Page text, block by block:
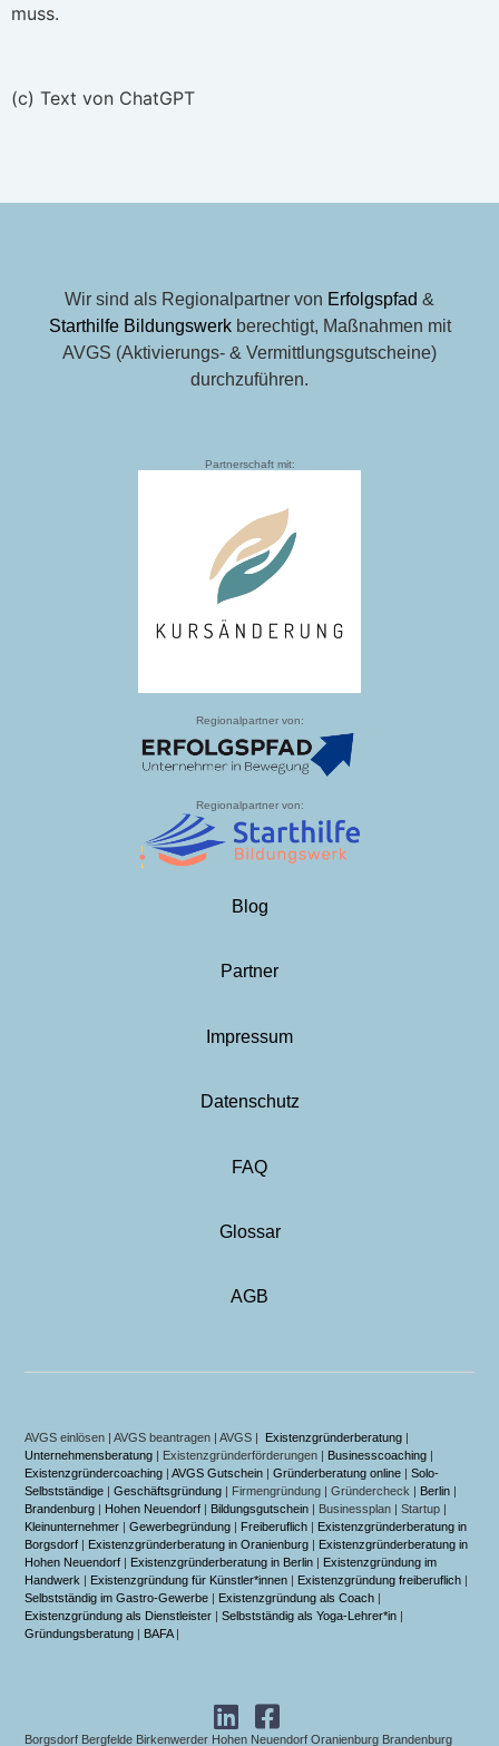
muss.
(c) Text von ChatGPT
Wir sind als Regionalpartner von Erfolgspfad &
Starthilfe Bildungswerkberechtigt, Maßnahmen mit
AVGS (Aktivierungs- & Vermittlungsgutscheine)
durchzuführen.
Partnerschaft mit:
Regionalpartner von:
Regionalpartner von:
Blog
Partner
Impressum
Datenschutz
FAQ
Glossar
AGB
AVGS einlösen | AVGS beantragen | AVGS | Existenzgründerberatung |
Unternehmensberatung | Existenzgründerförderungen | Businesscoaching |
Existenzgründercoaching |AVGS Gutschein |Gründerberatung online |Solo-
Selbstständige |Geschäftsgründung | Firmengründung | Gründercheck | Berlin |
Brandenburg | Hohen Neuendorf | Bildungsgutschein | Businessplan | Startup |
Kleinunternehmer |Gewerbegründung | Freiberuflich | Existenzgründerberatung in
Borgsdorf | Existenzgründerberatung in Oranienburg | Existenzgründerberatung in
Hohen Neuendorf | Existenzgründerberatung in Berlin | Existenzgründung im
Handwerk | Existenzgründung für Künstler*innen | Existenzgründung freiberuflich |
Selbstständig im Gastro-Gewerbe | Existenzgründung als Coach |
Existenzgründung als Dienstleister |Selbstständig als Yoga-Lehrer*in |
Gründungsberatung | BAFA|
Borgsdorf Bergfelde Birkenwerder Hohen Neuendorf Oranienburg Brandenburg